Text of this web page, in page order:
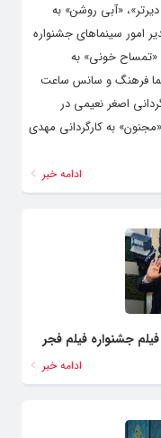
فیلم فجر؛ فیلم های
«آبی روشن» به
سینماهای جشنواره
«تمساح خونی» به
عزتی در سانس ساعت ۲۳ سینما فرهنگ و سانس ساعت
اصغر نعیمی در
«مجنون» به کارگردانی مهدی
ادامه خبر
فیلم جشنواره‌ فیلم فجر
ادامه خبر